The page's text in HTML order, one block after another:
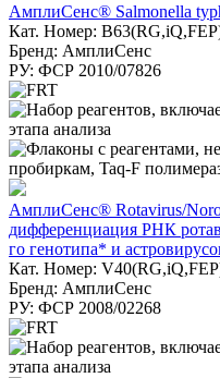
АмплиСенс® Salmonella
Кат. Номер:
Бренд: АмплиСенс
РУ: ФСР 2010/07826
АмплиСенс® Rotavirus/
дифференциация РНК
го генотипа* и
Кат. Номер:
Бренд: АмплиСенс
РУ: ФСР 2008/02268